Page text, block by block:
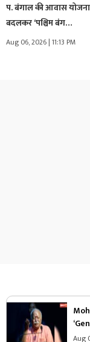
प. बंगाल की आवास
बदलकर ‘पश्चिम बंग…
Aug 06, 2026 | 11:13 PM
है’..
Aug